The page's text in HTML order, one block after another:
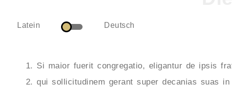
Latein Deutsch
Si maior fuerit congregatio, eligantur de ipsis
qui sollicitudinem gerant super decanias suas